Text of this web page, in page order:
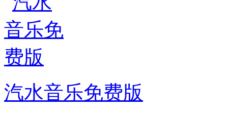
汽水音乐免费版